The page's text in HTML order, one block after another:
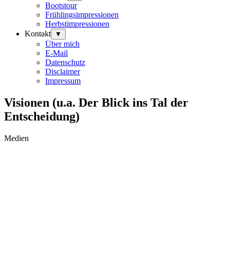
Bootstour
Frühlingsimpressionen
Herbstimpressionen
Kontakt
▼
Über mich
E-Mail
Datenschutz
Disclaimer
Impressum
Visionen (u.a. Der Blick ins Tal der
Entscheidung)
Medien